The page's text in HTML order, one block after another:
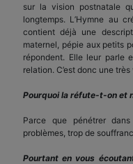
sur la vision postnatale
longtemps. L’Hymne au
contient déjà une
maternel, pépie aux petits
répondent. Elle leur parle
relation. C’est donc une
Pourquoi la réfute-t-on et
Parce que pénétrer
problèmes, trop de
Pourtant en vous